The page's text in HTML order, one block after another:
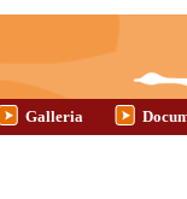
Galleria